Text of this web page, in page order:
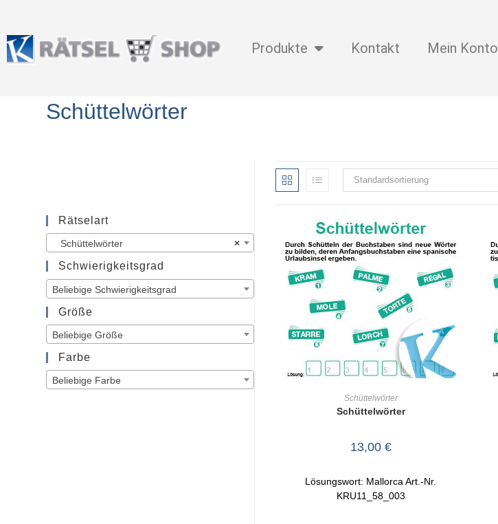
Produkte Kontakt Mein Konto
Schüttelwörter
Standardsortierung
Schüttelwörter
Schüttelwörter
13,00 €
Lösungswort: Mallorca Art.-Nr.
KRU11_58_003
Rätselart
×
Schüttelwörter
Schwierigkeitsgrad
Beliebige Schwierigkeitsgrad
Größe
Beliebige Größe
Farbe
Beliebige Farbe